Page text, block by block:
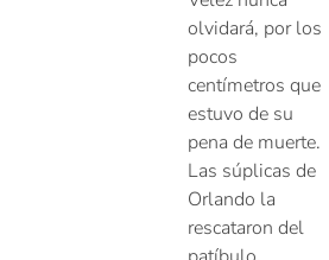
olvidará, por los
pocos
centímetros que
estuvo de su
pena de muerte.
Las súplicas de
Orlando la
rescataron del